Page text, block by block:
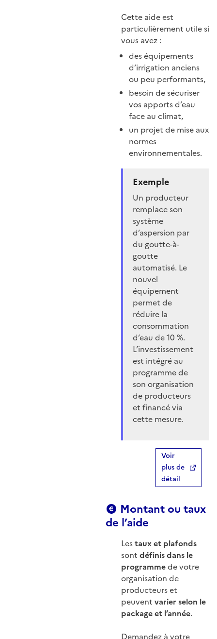
Cette aide est
particulièrement utile si
vous avez :
des équipements
d’irrigation anciens
ou peu performants,
besoin de sécuriser
vos apports d’eau
face au climat,
un projet de mise aux
normes
environnementales.
Exemple
Un producteur
remplace son
système
d’aspersion par
du goutte-à-
goutte
automatisé. Le
nouvel
équipement
permet de
réduire la
consommation
d’eau de 10 %.
L’investissement
est intégré au
programme de
son organisation
de producteurs
et financé via
cette mesure.
Voir
plus de
détail
Montant ou taux
de l’aide
Lestaux et plafonds
sont définis dans le
programmede votre
organisation de
producteurs et
peuvent varier selon le
package et l’année.
Demandez à votre